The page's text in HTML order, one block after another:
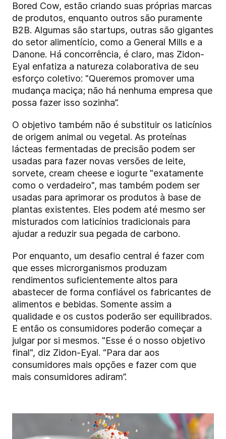
Bored Cow, estão criando suas próprias marcas
de produtos, enquanto outros são puramente
B2B. Algumas são startups, outras são gigantes
do setor alimentício, como a General Mills e a
Danone. Há concorrência, é claro, mas Zidon-
Eyal enfatiza a natureza colaborativa de seu
esforço coletivo: "Queremos promover uma
mudança maciça; não há nenhuma empresa que
possa fazer isso sozinha”.
O objetivo também não é substituir os laticínios
de origem animal ou vegetal. As proteínas
lácteas fermentadas de precisão podem ser
usadas para fazer novas versões de leite,
sorvete, cream cheese e iogurte "exatamente
como o verdadeiro", mas também podem ser
usadas para aprimorar os produtos à base de
plantas existentes. Eles podem até mesmo ser
misturados com laticínios tradicionais para
ajudar a reduzir sua pegada de carbono.
Por enquanto, um desafio central é fazer com
que esses microrganismos produzam
rendimentos suficientemente altos para
abastecer de forma confiável os fabricantes de
alimentos e bebidas. Somente assim a
qualidade e os custos poderão ser equilibrados.
E então os consumidores poderão começar a
julgar por si mesmos. "Esse é o nosso objetivo
final", diz Zidon-Eyal. “Para dar aos
consumidores mais opções e fazer com que
mais consumidores adiram”.